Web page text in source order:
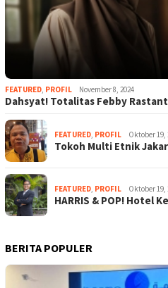
FEATURED, PROFIL November 8, 2024
Dahsyat! Totalitas Febby
FEATURED, PROFIL Oktober 19,
Tokoh Multi Etnik
FEATURED, PROFIL Oktober 19,
HARRIS & POP! Hotel
BERITA POPULER